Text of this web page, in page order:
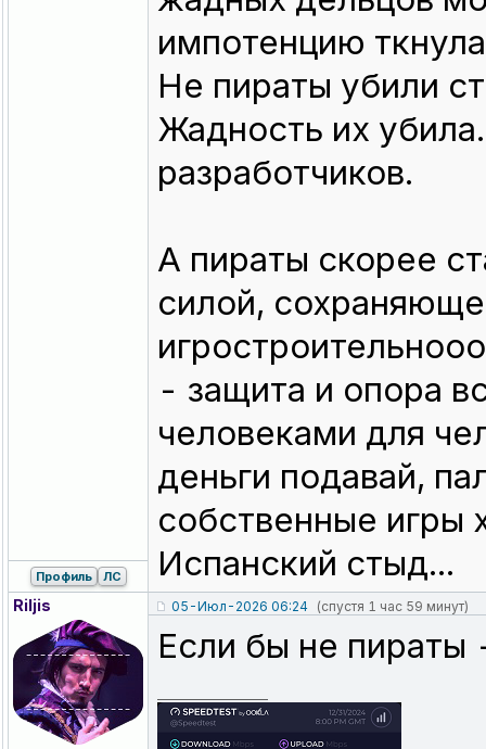
импотенцию
Не пираты убили
Жадность их
разработчиков.
А пираты скорее
силой,
- защита и опора
человеками для
деньги подавай,
собственные игры
Испанский стыд...
Профиль ЛС
Riljis 05-Июл-2026 06:24 (спустя 1 час 59 минут)
Если бы не пираты